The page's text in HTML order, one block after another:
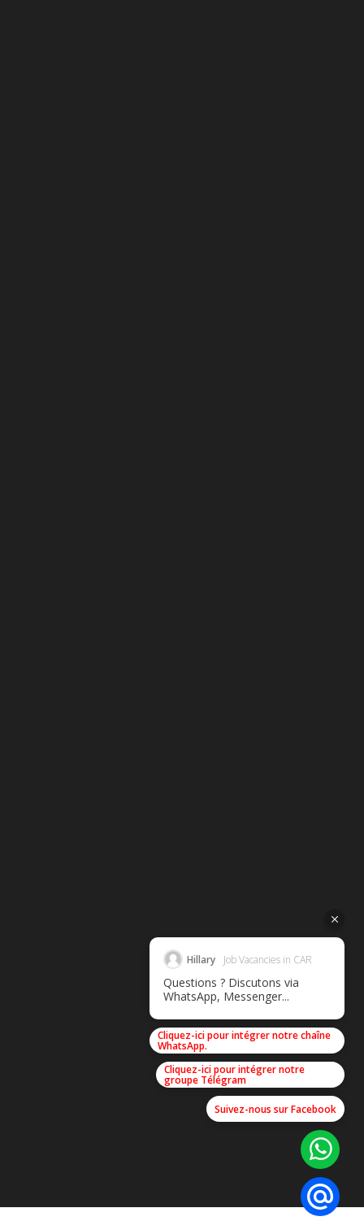
Hillary Job Vacancies in CAR
Questions ? Discutons via
WhatsApp, Messenger...
Cliquez-ici pour intégrer notre chaîne
WhatsApp.
Cliquez-ici pour intégrer notre
groupe Télégram
Suivez-nous sur Facebook